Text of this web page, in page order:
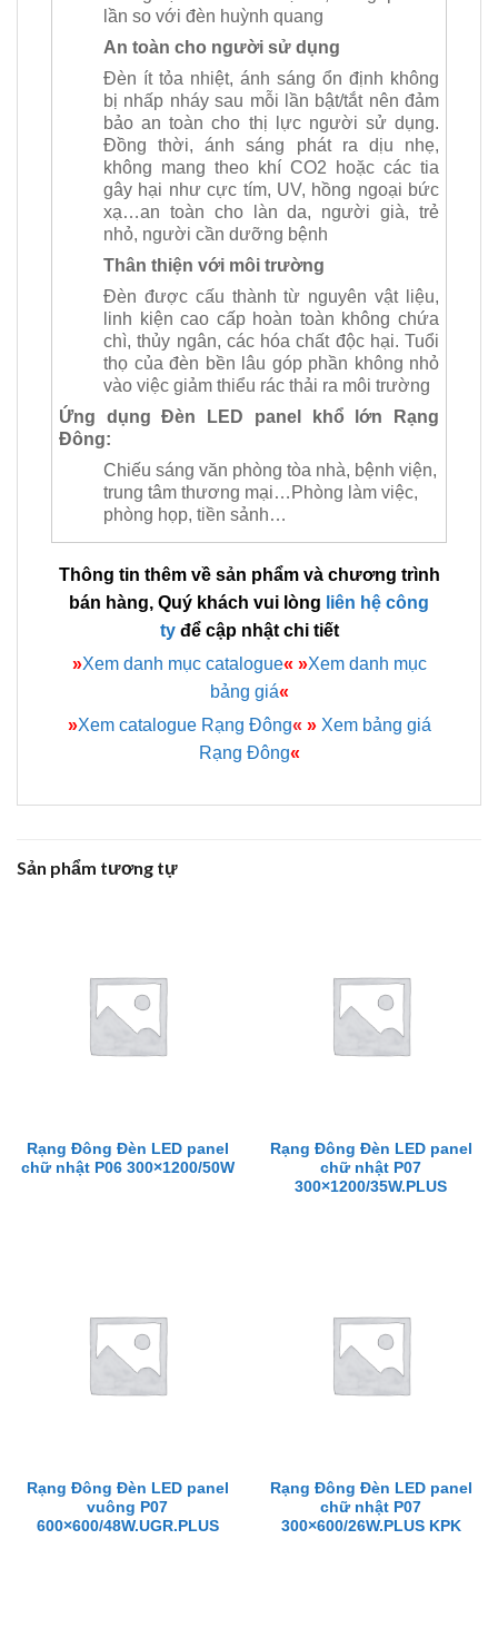
lần so với đèn huỳnh quang
An toàn cho người sử dụng
Đèn ít tỏa nhiệt, ánh sáng ổn định không
bị nhấp nháy sau mỗi lần bật/tắt nên đảm
bảo an toàn cho thị lực người sử dụng.
Đồng thời, ánh sáng phát ra dịu nhẹ,
không mang theo khí CO2 hoặc các tia
gây hại như cực tím, UV, hồng ngoại bức
xạ…an toàn cho làn da, người già, trẻ
nhỏ, người cần dưỡng bệnh
Thân thiện với môi trường
Đèn được cấu thành từ nguyên vật liệu,
linh kiện cao cấp hoàn toàn không chứa
chì, thủy ngân, các hóa chất độc hại. Tuổi
thọ của đèn bền lâu góp phần không nhỏ
vào việc giảm thiểu rác thải ra môi trường
Ứng dụng Đèn LED panel khổ lớn Rạng
Đông:
Chiếu sáng văn phòng tòa nhà, bệnh viện,
trung tâm thương mại…Phòng làm việc,
phòng họp, tiền sảnh…
Thông tin thêm về sản phẩm và chương trình
bán hàng, Quý khách vui lòng liên hệ công
tyđể cập nhật chi tiết
»Xem danh mục catalogue« »Xem danh mục
bảng giá«
»Xem catalogue Rạng Đông« »Xem bảng giá
Rạng Đông«
Sản phẩm tương tự
Rạng Đông Đèn LED panel
chữ nhật P06 300×1200/50W
Rạng Đông Đèn LED panel
chữ nhật P07
300×1200/35W.PLUS
Rạng Đông Đèn LED panel
vuông P07
600×600/48W.UGR.PLUS
Rạng Đông Đèn LED panel
chữ nhật P07
300×600/26W.PLUS KPK